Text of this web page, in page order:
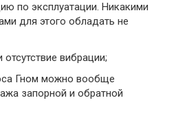
по эксплуатации. Никакими
для этого обладать не
вибрации;
Гном можно вообще
запорной и обратной